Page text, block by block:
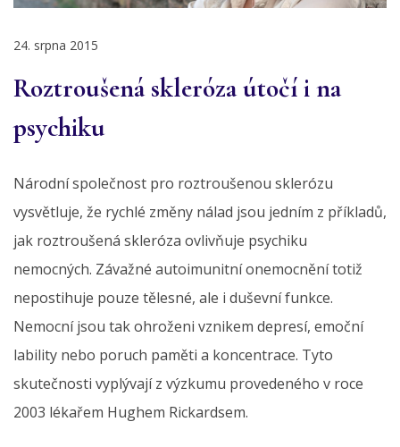
24. srpna 2015
Roztroušená skleróza útočí i na
psychiku
Národní společnost pro roztroušenou sklerózu
vysvětluje, že rychlé změny nálad jsou jedním z příkladů,
jak roztroušená skleróza ovlivňuje psychiku
nemocných. Závažné autoimunitní onemocnění totiž
nepostihuje pouze tělesné, ale i duševní funkce.
Nemocní jsou tak ohroženi vznikem depresí, emoční
lability nebo poruch paměti a koncentrace. Tyto
skutečnosti vyplývají z výzkumu provedeného v roce
2003 lékařem Hughem Rickardsem.